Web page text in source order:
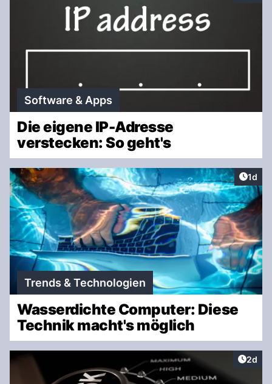
Software & Apps
Die eigene IP-Adresse
verstecken: So geht's
1d
Trends & Technologien
Wasserdichte Computer: Diese
Technik macht's möglich
2d